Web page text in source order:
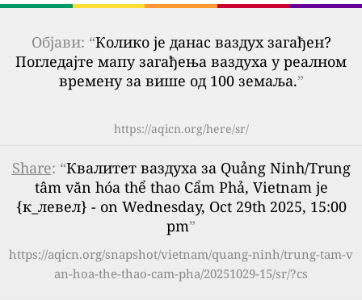
Објави: “Колико је данас ваздух загађен?
Погледајте мапу загађења ваздуха у реалном
времену за више од 100 земаља.”
https://aqicn.org/here/sr/
Share: “Квалитет ваздуха за Quảng Ninh/Trung
tâm văn hóa thể thao Cẩm Phả, Vietnam је
{к_левел} - on Wednesday, Oct 29th 2025, 15:00
pm”
https://aqicn.org/snapshot/vietnam/quang-ninh/trung-tam-v
an-hoa-the-thao-cam-pha/20251029-15/sr/?cs